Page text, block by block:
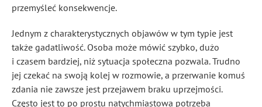
przemyśleć konsekwencje.
Jednym z charakterystycznych objawów w tym typie jest
także gadatliwość. Osoba może mówić szybko, dużo
i czasem bardziej, niż sytuacja społeczna pozwala. Trudno
jej czekać na swoją kolej w rozmowie, a przerwanie komuś
zdania nie zawsze jest przejawem braku uprzejmości.
Często jest to po prostu natychmiastowa potrzeba